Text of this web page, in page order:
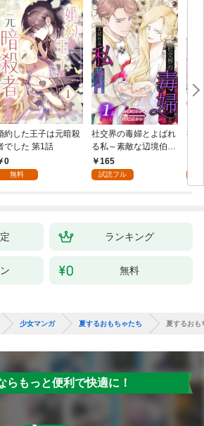
約した王子は元暗殺
でした 第1話
0
無料
社交界の毒婦とよばれ
る私～素敵な辺境伯令
息に腕を折られたの
で、責任とってもらい
165
試読フル
視
ランキング
無料
少女マンガ 夏するおもちゃたち 夏するおも
らもっと便利で快適に！